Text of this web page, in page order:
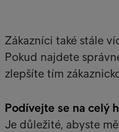
Zákazníci také stále
Pokud najdete
zlepšíte tím
Podívejte se na celý
Je důležité, abyste